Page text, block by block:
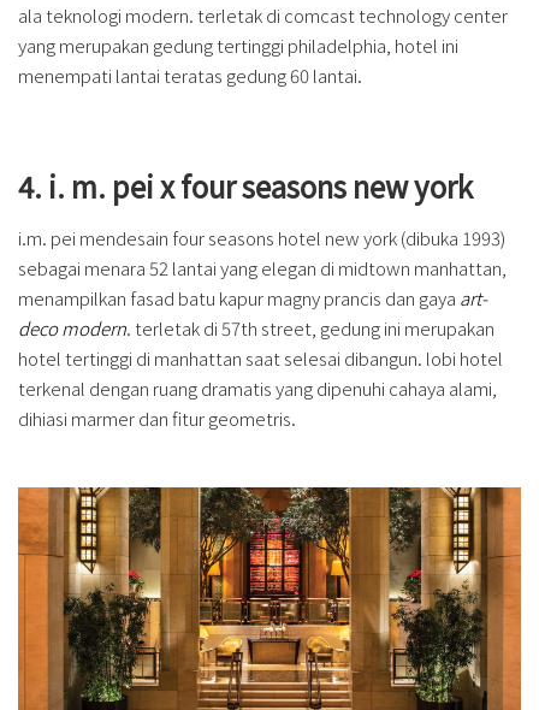
ala teknologi modern. terletak di comcast technology center
yang merupakan gedung tertinggi philadelphia, hotel ini
menempati lantai teratas gedung 60 lantai.
4. i. m. pei x four seasons new york
i.m. pei mendesain four seasons hotel new york (dibuka 1993)
sebagai menara 52 lantai yang elegan di midtown manhattan,
menampilkan fasad batu kapur magny prancis dan gaya art-
deco modern. terletak di 57th street, gedung ini merupakan
hotel tertinggi di manhattan saat selesai dibangun. lobi hotel
terkenal dengan ruang dramatis yang dipenuhi cahaya alami,
dihiasi marmer dan fitur geometris.